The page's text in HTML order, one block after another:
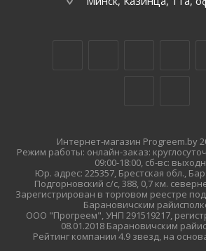
Интернет-магазин Progreem.by
Режим работы: онлайн-заказ:
09:00-18:00, сб-вс:
Юр. адрес: 225357, Брестская обл.,
Подгорновский с/с, 388, 0,7 км.
Зарегистрирован в торговом реестре
Барановичским
ООО "Прогреем", УНП 291519217,
08.01.2018 Барановичским
Рейтинг компании 4.9 звезд, на